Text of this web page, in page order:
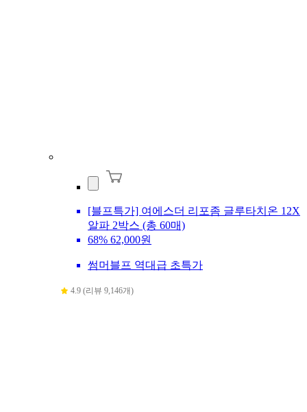
[블프특가] 여에스더 리포좀 글루타치온 12X
알파 2박스 (총 60매)
68% 62,000원
썸머블프 역대급 초특가
4.9 (리뷰 9,146개)